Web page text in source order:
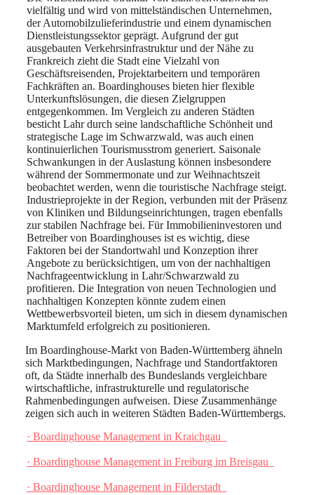
vielfältig und wird von mittelständischen Unternehmen,
der Automobilzulieferindustrie und einem dynamischen
Dienstleistungssektor geprägt. Aufgrund der gut
ausgebauten Verkehrsinfrastruktur und der Nähe zu
Frankreich zieht die Stadt eine Vielzahl von
Geschäftsreisenden, Projektarbeitern und temporären
Fachkräften an. Boardinghouses bieten hier flexible
Unterkunftslösungen, die diesen Zielgruppen
entgegenkommen. Im Vergleich zu anderen Städten
besticht Lahr durch seine landschaftliche Schönheit und
strategische Lage im Schwarzwald, was auch einen
kontinuierlichen Tourismusstrom generiert. Saisonale
Schwankungen in der Auslastung können insbesondere
während der Sommermonate und zur Weihnachtszeit
beobachtet werden, wenn die touristische Nachfrage steigt.
Industrieprojekte in der Region, verbunden mit der Präsenz
von Kliniken und Bildungseinrichtungen, tragen ebenfalls
zur stabilen Nachfrage bei. Für Immobilieninvestoren und
Betreiber von Boardinghouses ist es wichtig, diese
Faktoren bei der Standortwahl und Konzeption ihrer
Angebote zu berücksichtigen, um von der nachhaltigen
Nachfrageentwicklung in Lahr/Schwarzwald zu
profitieren. Die Integration von neuen Technologien und
nachhaltigen Konzepten könnte zudem einen
Wettbewerbsvorteil bieten, um sich in diesem dynamischen
Marktumfeld erfolgreich zu positionieren.
Im Boardinghouse-Markt von Baden-Württemberg ähneln
sich Marktbedingungen, Nachfrage und Standortfaktoren
oft, da Städte innerhalb des Bundeslands vergleichbare
wirtschaftliche, infrastrukturelle und regulatorische
Rahmenbedingungen aufweisen. Diese Zusammenhänge
zeigen sich auch in weiteren Städten Baden-Württembergs.
· Boardinghouse Management in Kraichgau
· Boardinghouse Management in Freiburg im Breisgau
· Boardinghouse Management in Filderstadt